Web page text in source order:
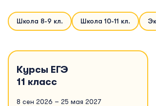
Школа 8-9 кл. Школа 10-11 кл.
Курсы ЕГЭ
11 класс
8 сен 2026 – 25 мая 2027